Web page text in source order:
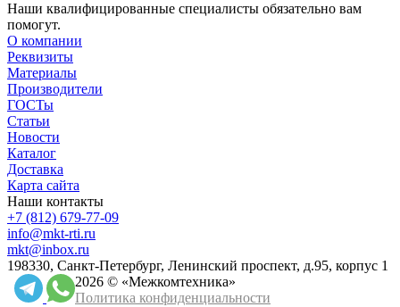
Наши квалифицированные специалисты обязательно вам
помогут.
О компании
Реквизиты
Материалы
Производители
ГОСТы
Статьи
Новости
Каталог
Доставка
Карта сайта
Наши контакты
+7 (812) 679-77-09
info@mkt-rti.ru
mkt@inbox.ru
198330, Санкт-Петербург, Ленинский проспект, д.95, корпус 1
2026 © «Межкомтехника»
Политика конфиденциальности